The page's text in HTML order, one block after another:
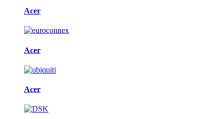
Acer
Acer
Acer